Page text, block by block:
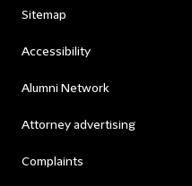
Sitemap
Accessibility
Alumni Network
Attorney advertising
Complaints